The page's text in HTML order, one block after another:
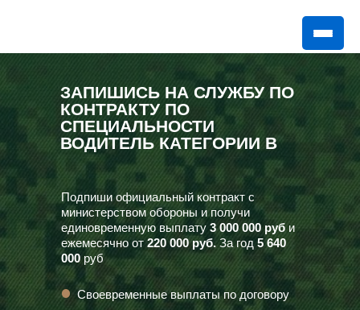
ЗАПИШИСЬ НА СЛУЖБУ ПО
КОНТРАКТУ ПО
СПЕЦИАЛЬНОСТИ
ВОДИТЕЛЬ КАТЕГОРИИ В
Подпиши официальный контракт с
министерством обороны и получи
единовременную выплату 3 000 000 руб и
ежемесячно от220 000 руб.За год 5 640
000руб
Своевременные выплаты по договору